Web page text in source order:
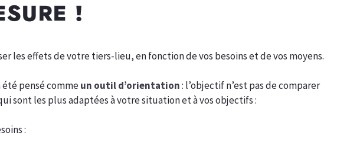
!
les effets de votre tiers-lieu, en fonction de vos besoins et de vos moyens.
pensé commeun outil d’orientation: l’objectif n’est pas de comparer
sont les plus adaptées à votre situation et à vos objectifs :
: